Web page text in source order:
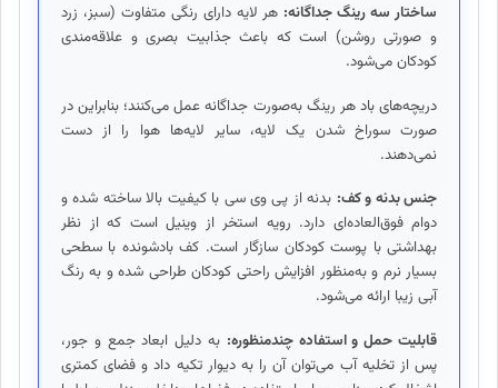
ساختار سه رینگ جداگانه: هر لایه دارای رنگی متفاوت (سبز، زرد
و صورتی روشن) است که باعث جذابیت بصری و علاقه‌مندی
کودکان می‌شود.
دریچه‌های باد هر رینگ به‌صورت جداگانه عمل می‌کنند؛ بنابراین در
صورت سوراخ شدن یک لایه، سایر لایه‌ها هوا را از دست
نمی‌دهند.
جنس بدنه و کف: بدنه از پی وی سی با کیفیت بالا ساخته شده و
دوام فوق‌العاده‌ای دارد. رویه استخر از وینیل است که از نظر
بهداشتی با پوست کودکان سازگار است. کف بادشونده با سطحی
بسیار نرم و به‌منظور افزایش راحتی کودکان طراحی شده و به رنگ
آبی زیبا ارائه می‌شود.
قابلیت حمل و استفاده چندمنظوره: به دلیل ابعاد جمع و جور،
پس از تخلیه آب می‌توان آن را به دیوار تکیه داد و فضای کمتری